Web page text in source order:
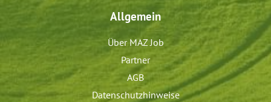
Allgemein
Über MAZ Job
Partner
AGB
Datenschutzhinweise